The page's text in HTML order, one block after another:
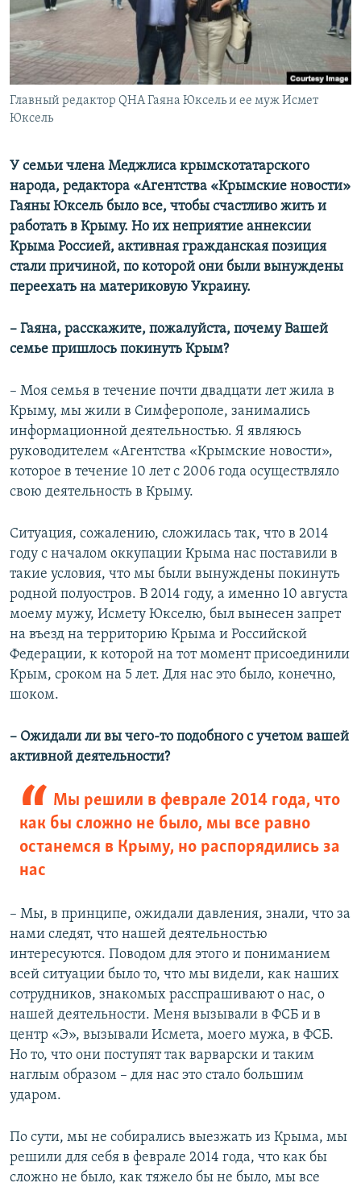
ПОБЕДИТЕЛЕЙ НЕ СУДЯТ?
КРЫМ.НЕПОКОРЕННЫЙ
ELIFBE
УКРАИНСКАЯ ПРОБЛЕМА КРЫМА
ПРИСОЕДИНЯЙТЕСЬ!
Все сайты RFE/RL
Главный редактор QHA Гаяна Юксель и ее муж Исмет
Юксель
У семьи члена Меджлиса крымскотатарского
народа, редактора «Агентства «Крымские новости»
Гаяны Юксель было все, чтобы счастливо жить и
работать в Крыму. Но их неприятие аннексии
Крыма Россией, активная гражданская позиция
стали причиной, по которой они были вынуждены
переехать на материковую Украину.
– Гаяна, расскажите, пожалуйста, почему Вашей
семье пришлось покинуть Крым?
– Моя семья в течение почти двадцати лет жила в
Крыму, мы жили в Симферополе, занимались
информационной деятельностью. Я являюсь
руководителем «Агентства «Крымские новости»,
которое в течение 10 лет с 2006 года осуществляло
свою деятельность в Крыму.
Ситуация, сожалению, сложилась так, что в 2014
году с началом оккупации Крыма нас поставили в
такие условия, что мы были вынуждены покинуть
родной полуостров. В 2014 году, а именно 10 августа
моему мужу, Исмету Юкселю, был вынесен запрет
на въезд на территорию Крыма и Российской
Федерации, к которой на тот момент присоединили
Крым, сроком на 5 лет. Для нас это было, конечно,
шоком.
– Ожидали ли вы чего-то подобного с учетом вашей
активной деятельности?
Мы решили в феврале 2014 года, что
как бы сложно не было, мы все равно
останемся в Крыму, но распорядились за
нас
– Мы, в принципе, ожидали давления, знали, что за
нами следят, что нашей деятельностью
интересуются. Поводом для этого и пониманием
всей ситуации было то, что мы видели, как наших
сотрудников, знакомых расспрашивают о нас, о
нашей деятельности. Меня вызывали в ФСБ и в
центр «Э», вызывали Исмета, моего мужа, в ФСБ.
Но то, что они поступят так варварски и таким
наглым образом – для нас это стало большим
ударом.
По сути, мы не собирались выезжать из Крыма, мы
решили для себя в феврале 2014 года, что как бы
сложно не было, как тяжело бы не было, мы все